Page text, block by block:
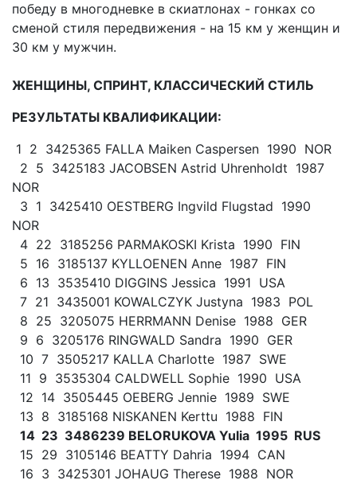
победу в многодневке в скиатлонах - гонках со
сменой стиля передвижения - на 15 км у женщин и
30 км у мужчин.
ЖЕНЩИНЫ, СПРИНТ, КЛАССИЧЕСКИЙ СТИЛЬ
РЕЗУЛЬТАТЫ КВАЛИФИКАЦИИ:
1 2 3425365 FALLA Maiken Caspersen 1990 NOR
2 5 3425183 JACOBSEN Astrid Uhrenholdt 1987
NOR
3 1 3425410 OESTBERG Ingvild Flugstad 1990
NOR
4 22 3185256 PARMAKOSKI Krista 1990 FIN
5 16 3185137 KYLLOENEN Anne 1987 FIN
6 13 3535410 DIGGINS Jessica 1991 USA
7 21 3435001 KOWALCZYK Justyna 1983 POL
8 25 3205075 HERRMANN Denise 1988 GER
9 6 3205176 RINGWALD Sandra 1990 GER
10 7 3505217 KALLA Charlotte 1987 SWE
11 9 3535304 CALDWELL Sophie 1990 USA
12 14 3505445 OEBERG Jennie 1989 SWE
13 8 3185168 NISKANEN Kerttu 1988 FIN
14 23 3486239 BELORUKOVA Yulia 1995 RUS
15 29 3105146 BEATTY Dahria 1994 CAN
16 3 3425301 JOHAUG Therese 1988 NOR